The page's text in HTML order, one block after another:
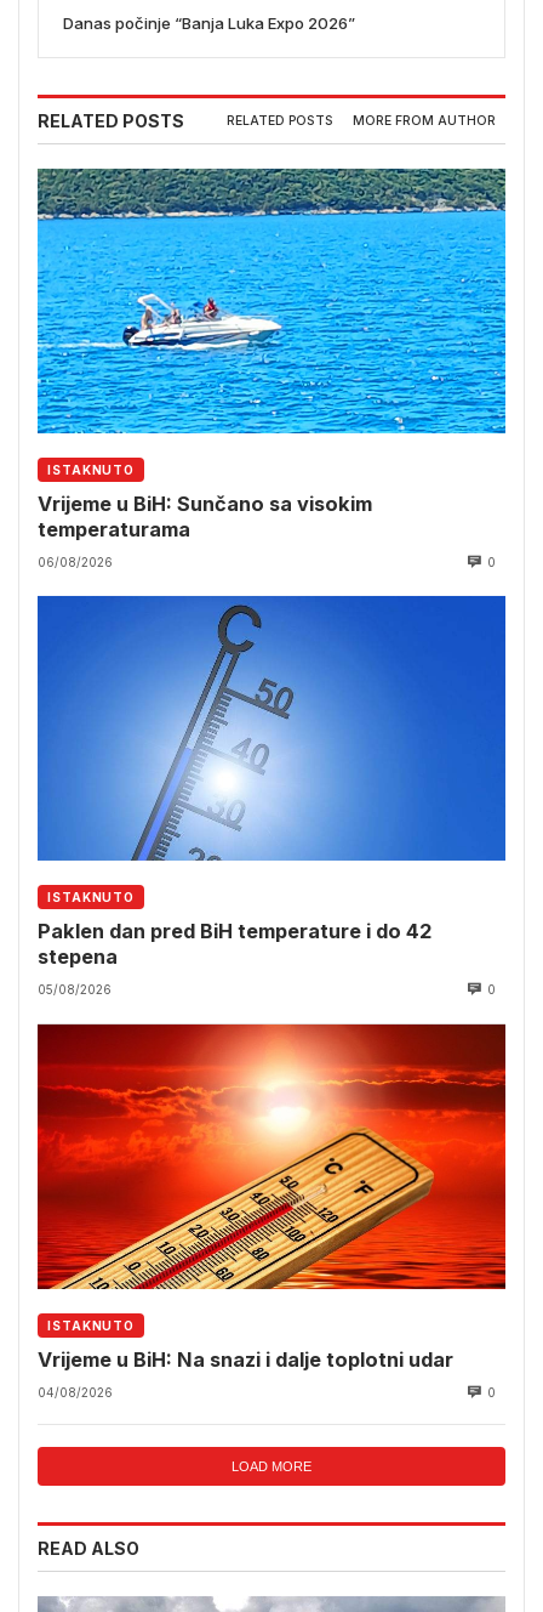
Danas počinje “Banja Luka Expo 2026”
RELATED POSTS RELATED POSTS MORE FROM AUTHOR
ISTAKNUTO
Vrijeme u BiH: Sunčano sa visokim
temperaturama
06/08/2026 0
ISTAKNUTO
Paklen dan pred BiH temperature i do 42
stepena
05/08/2026 0
ISTAKNUTO
Vrijeme u BiH: Na snazi i dalje toplotni udar
04/08/2026 0
LOAD MORE
READ ALSO